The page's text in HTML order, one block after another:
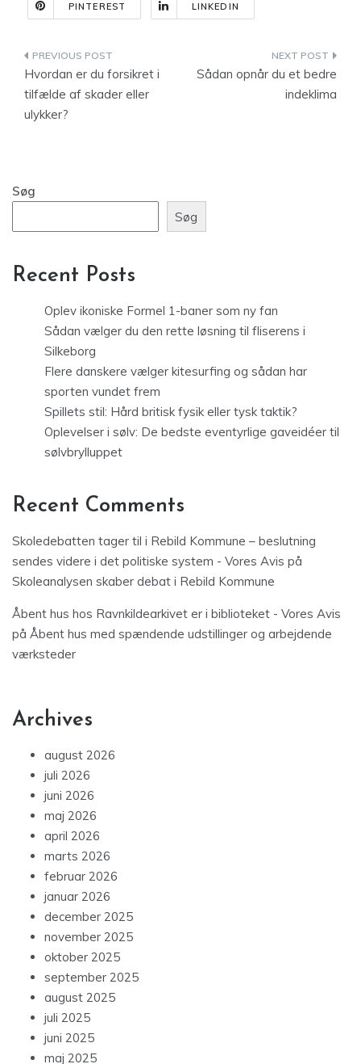
PINTEREST LINKEDIN
Indlægsnavigation
Hvordan er du forsikret i
tilfælde af skader eller
ulykker?
Sådan opnår du et bedre
indeklima
Søg
Søg
Recent Posts
Oplev ikoniske Formel 1-baner som ny fan
Sådan vælger du den rette løsning til fliserens i
Silkeborg
Flere danskere vælger kitesurfing og sådan har
sporten vundet frem
Spillets stil: Hård britisk fysik eller tysk taktik?
Oplevelser i sølv: De bedste eventyrlige gaveidéer til
sølvbrylluppet
Recent Comments
Skoledebatten tager til i Rebild Kommune – beslutning
sendes videre i det politiske system - Vores Avis på
Skoleanalysen skaber debat i Rebild Kommune
Åbent hus hos Ravnkildearkivet er i biblioteket - Vores Avis
på Åbent hus med spændende udstillinger og arbejdende
værksteder
Archives
august 2026
juli 2026
juni 2026
maj 2026
april 2026
marts 2026
februar 2026
januar 2026
december 2025
november 2025
oktober 2025
september 2025
august 2025
juli 2025
juni 2025
maj 2025